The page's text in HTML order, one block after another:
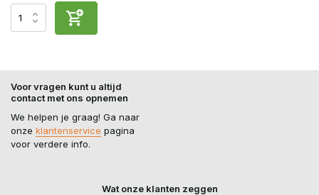
Voor vragen kunt u altijd
contact met ons opnemen
We helpen je graag! Ga naar
onze klantenservice pagina
voor verdere info.
Wat onze klanten zeggen